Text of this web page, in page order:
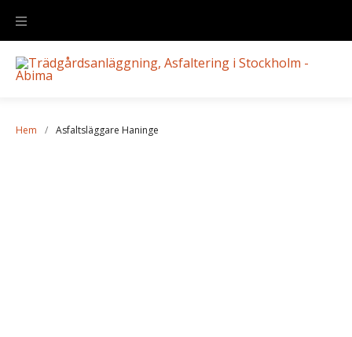
Hem / Asfaltsläggare Haninge